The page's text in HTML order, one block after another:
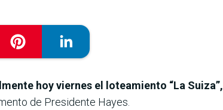
hoy viernes el loteamiento “La Suiza”,
de Presidente Hayes.